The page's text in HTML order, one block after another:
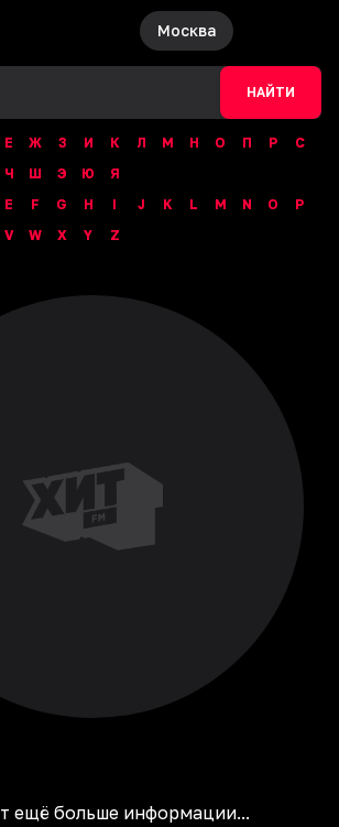
Москва
НАЙТИ
Е Ж З И К Л М Н О П Р
С
Ч Ш Э Ю
Я
E F G H I J K L M N O
P
V W X Y Z
ещё больше информации...